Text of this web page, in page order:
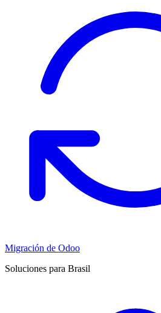
Migración de Odoo
Soluciones para Brasil